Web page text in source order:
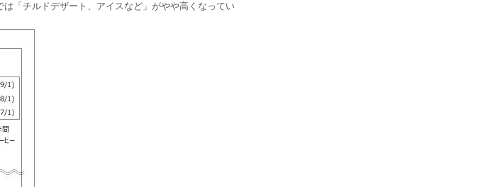
「チルドデザート、アイスなど」がやや高くなってい